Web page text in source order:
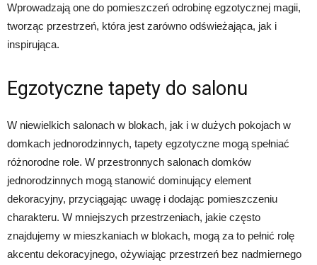
Wprowadzają one do pomieszczeń odrobinę egzotycznej magii,
tworząc przestrzeń, która jest zarówno odświeżająca, jak i
inspirująca.
Egzotyczne tapety do salonu
W niewielkich salonach w blokach, jak i w dużych pokojach w
domkach jednorodzinnych, tapety egzotyczne mogą spełniać
różnorodne role. W przestronnych salonach domków
jednorodzinnych mogą stanowić dominujący element
dekoracyjny, przyciągając uwagę i dodając pomieszczeniu
charakteru. W mniejszych przestrzeniach, jakie często
znajdujemy w mieszkaniach w blokach, mogą za to pełnić rolę
akcentu dekoracyjnego, ożywiając przestrzeń bez nadmiernego